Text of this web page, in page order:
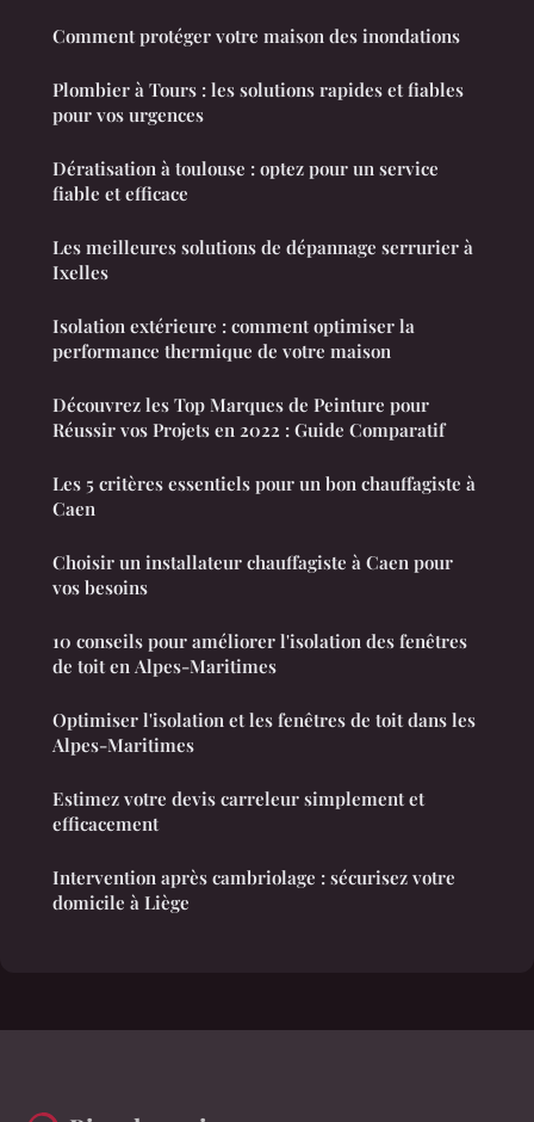
Comment protéger votre maison des inondations
Plombier à Tours : les solutions rapides et fiables
pour vos urgences
Dératisation à toulouse : optez pour un service
fiable et efficace
Les meilleures solutions de dépannage serrurier à
Ixelles
Isolation extérieure : comment optimiser la
performance thermique de votre maison
Découvrez les Top Marques de Peinture pour
Réussir vos Projets en 2022 : Guide Comparatif
Les 5 critères essentiels pour un bon chauffagiste à
Caen
Choisir un installateur chauffagiste à Caen pour
vos besoins
10 conseils pour améliorer l'isolation des fenêtres
de toit en Alpes-Maritimes
Optimiser l'isolation et les fenêtres de toit dans les
Alpes-Maritimes
Estimez votre devis carreleur simplement et
efficacement
Intervention après cambriolage : sécurisez votre
domicile à Liège